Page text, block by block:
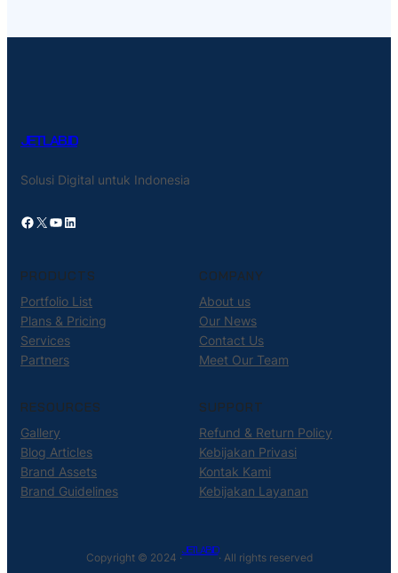
JETLAB.ID
Solusi Digital untuk Indonesia
Facebook X YouTube LinkedIn
PRODUCTS
Portfolio List
Plans & Pricing
Services
Partners
COMPANY
About us
Our News
Contact Us
Meet Our Team
RESOURCES
Gallery
Blog Articles
Brand Assets
Brand Guidelines
SUPPORT
Refund & Return Policy
Kebijakan Privasi
Kontak Kami
Kebijakan Layanan
Copyright © 2024 ·
JETLAB.ID
· All rights reserved